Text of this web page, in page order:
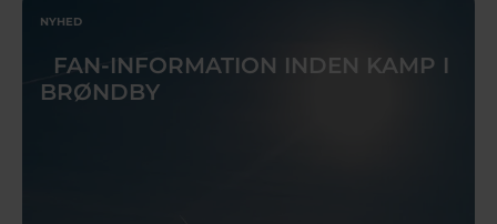
NYHED
FAN-INFORMATION INDEN KAMP I
BRØNDBY